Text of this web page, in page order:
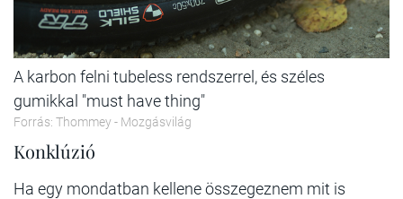
A karbon felni tubeless rendszerrel, és széles
gumikkal "must have thing"
Forrás: Thommey - Mozgásvilág
Konklúzió
Ha egy mondatban kellene összegeznem mit is